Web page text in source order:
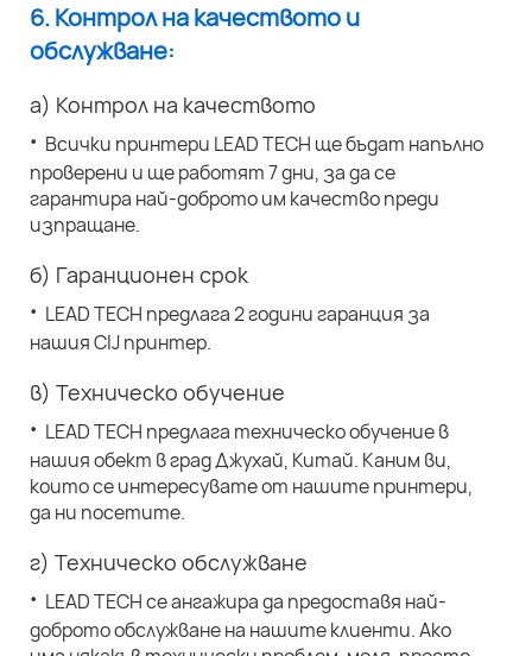
6. Контрол на качеството и
обслужване:
а) Контрол на качеството
· Всички принтери LEAD TECH ще бъдат напълно
проверени и ще работят 7 дни, за да се
гарантира най-доброто им качество преди
изпращане.
б) Гаранционен срок
· LEAD TECH предлага 2 години гаранция за
нашия CIJ принтер.
в) Техническо обучение
· LEAD TECH предлага техническо обучение в
нашия обект в град Джухай, Китай. Каним ви,
които се интересувате от нашите принтери,
да ни посетите.
г) Техническо обслужване
· LEAD TECH се ангажира да предоставя най-
доброто обслужване на нашите клиенти. Ако